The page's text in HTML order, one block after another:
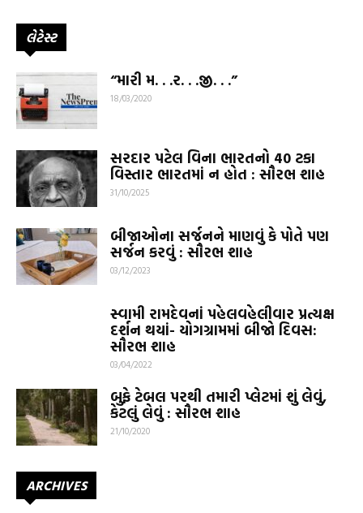
લેટેસ્ટ
“મારી મ. . .ર. . .જી. . .”
18/03/2020
સરદાર પટેલ વિના ભારતનો 40 ટકા
વિસ્તાર ભારતમાં ન હોત : સૌરભ શાહ
31/10/2025
બીજાઓના સર્જનને માણવું કે પોતે પણ
સર્જન કરવું : સૌરભ શાહ
03/12/2023
સ્વામી રામદેવનાં પહેલવહેલીવાર પ્રત્યક્ષ
દર્શન થયાં- યોગગ્રામમાં બીજો દિવસ:
સૌરભ શાહ
03/04/2022
બુફે ટેબલ પરથી તમારી પ્લેટમાં શું લેવું,
કેટલું લેવું : સૌરભ શાહ
21/10/2020
ARCHIVES